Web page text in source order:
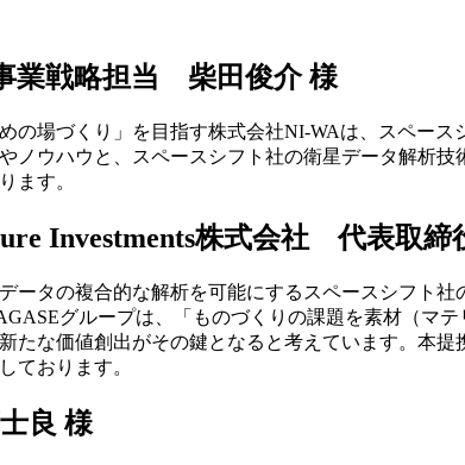
業戦略担当 柴田俊介 様
の場づくり」を目指す株式会社NI-WAは、 スペース
ノウハウと、
スペースシフト社の衛星データ解析技
ます。
Investments株式会社 代表取
ータの複合的な解析を可能にするスペースシフト
グループは、「ものづくりの課題を素材（マ
たな価値創出がその鍵となると考えています。本
ております。
良 様